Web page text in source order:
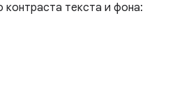
текста и фона: